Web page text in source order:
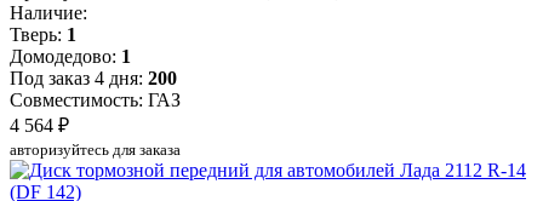
Наличие:
Тверь: 1
Домодедово: 1
Под заказ 4 дня: 200
Совместимость: ГАЗ
4 564 ₽
авторизуйтесь для заказа